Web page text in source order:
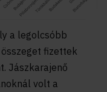
a legolcsóbb
fizettek
Jászkarajenő
volt a